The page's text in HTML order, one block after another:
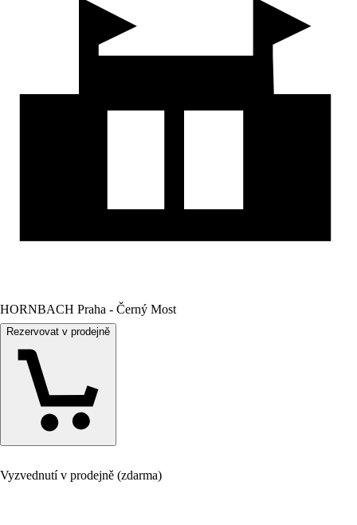
HORNBACH Praha - Černý Most
Rezervovat v prodejně
Vyzvednutí v prodejně (zdarma)